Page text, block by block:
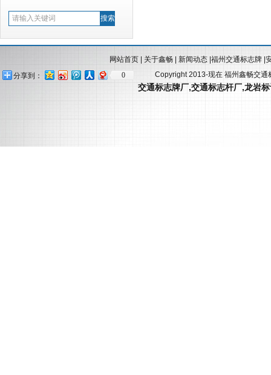
网站首页 关于鑫畅 新闻动态 福州交通标志牌
分享到：
0 Copyright 2013-现在 福州鑫畅交
交通标志牌厂,交通标志杆厂,龙岩